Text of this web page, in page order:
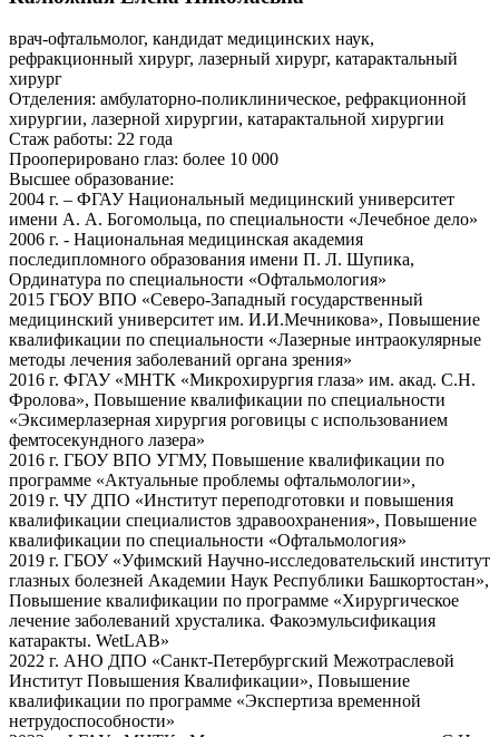
врач-офтальмолог, кандидат медицинских наук,
рефракционный хирург, лазерный хирург, катарактальный
хирург
Отделения: амбулаторно-поликлиническое, рефракционной
хирургии, лазерной хирургии, катарактальной хирургии
Стаж работы: 22 года
Прооперировано глаз: более 10 000
Высшее образование:
2004 г. – ФГАУ Национальный медицинский университет
имени А. А. Богомольца, по специальности «Лечебное дело»
2006 г. - Национальная медицинская академия
последипломного образования имени П. Л. Шупика,
Ординатура по специальности «Офтальмология»
2015 ГБОУ ВПО «Северо-Западный государственный
медицинский университет им. И.И.Мечникова», Повышение
квалификации по специальности «Лазерные интраокулярные
методы лечения заболеваний органа зрения»
2016 г. ФГАУ «МНТК «Микрохирургия глаза» им. акад. С.Н.
Фролова», Повышение квалификации по специальности
«Эксимерлазерная хирургия роговицы с использованием
фемтосекундного лазера»
2016 г. ГБОУ ВПО УГМУ, Повышение квалификации по
программе «Актуальные проблемы офтальмологии»,
2019 г. ЧУ ДПО «Институт переподготовки и повышения
квалификации специалистов здравоохранения», Повышение
квалификации по специальности «Офтальмология»
2019 г. ГБОУ «Уфимский Научно-исследовательский институт
глазных болезней Академии Наук Республики Башкортостан»,
Повышение квалификации по программе «Хирургическое
лечение заболеваний хрусталика. Факоэмульсификация
катаракты. WetLAB»
2022 г. АНО ДПО «Санкт-Петербургский Межотраслевой
Институт Повышения Квалификации», Повышение
квалификации по программе «Экспертиза временной
нетрудоспособности»